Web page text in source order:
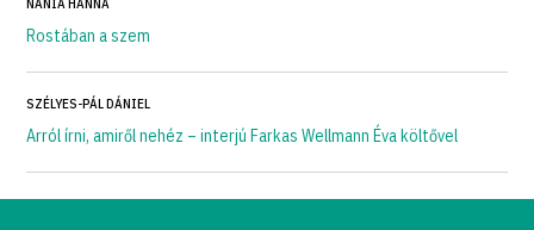
Rostában a szem
SZÉLYES-PÁL DÁNIEL
Arról írni, amiről nehéz – interjú Farkas Wellmann Éva költővel